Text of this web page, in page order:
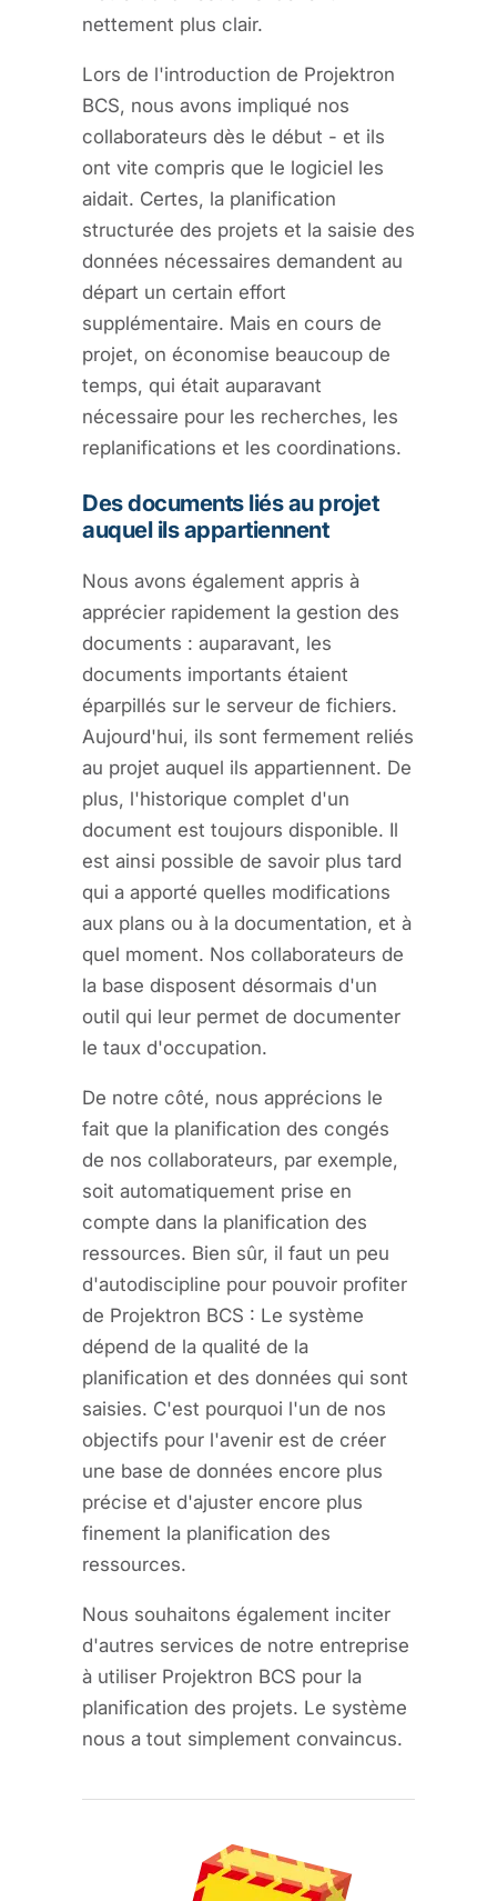
nettement plus clair.
Lors de l'introduction de Projektron
BCS, nous avons impliqué nos
collaborateurs dès le début - et ils
ont vite compris que le logiciel les
aidait. Certes, la planification
structurée des projets et la saisie des
données nécessaires demandent au
départ un certain effort
supplémentaire. Mais en cours de
projet, on économise beaucoup de
temps, qui était auparavant
nécessaire pour les recherches, les
replanifications et les coordinations.
Des documents liés au projet
auquel ils appartiennent
Nous avons également appris à
apprécier rapidement la gestion des
documents : auparavant, les
documents importants étaient
éparpillés sur le serveur de fichiers.
Aujourd'hui, ils sont fermement reliés
au projet auquel ils appartiennent. De
plus, l'historique complet d'un
document est toujours disponible. Il
est ainsi possible de savoir plus tard
qui a apporté quelles modifications
aux plans ou à la documentation, et à
quel moment. Nos collaborateurs de
la base disposent désormais d'un
outil qui leur permet de documenter
le taux d'occupation.
De notre côté, nous apprécions le
fait que la planification des congés
de nos collaborateurs, par exemple,
soit automatiquement prise en
compte dans la planification des
ressources. Bien sûr, il faut un peu
d'autodiscipline pour pouvoir profiter
de Projektron BCS : Le système
dépend de la qualité de la
planification et des données qui sont
saisies. C'est pourquoi l'un de nos
objectifs pour l'avenir est de créer
une base de données encore plus
précise et d'ajuster encore plus
finement la planification des
ressources.
Nous souhaitons également inciter
d'autres services de notre entreprise
à utiliser Projektron BCS pour la
planification des projets. Le système
nous a tout simplement convaincus.